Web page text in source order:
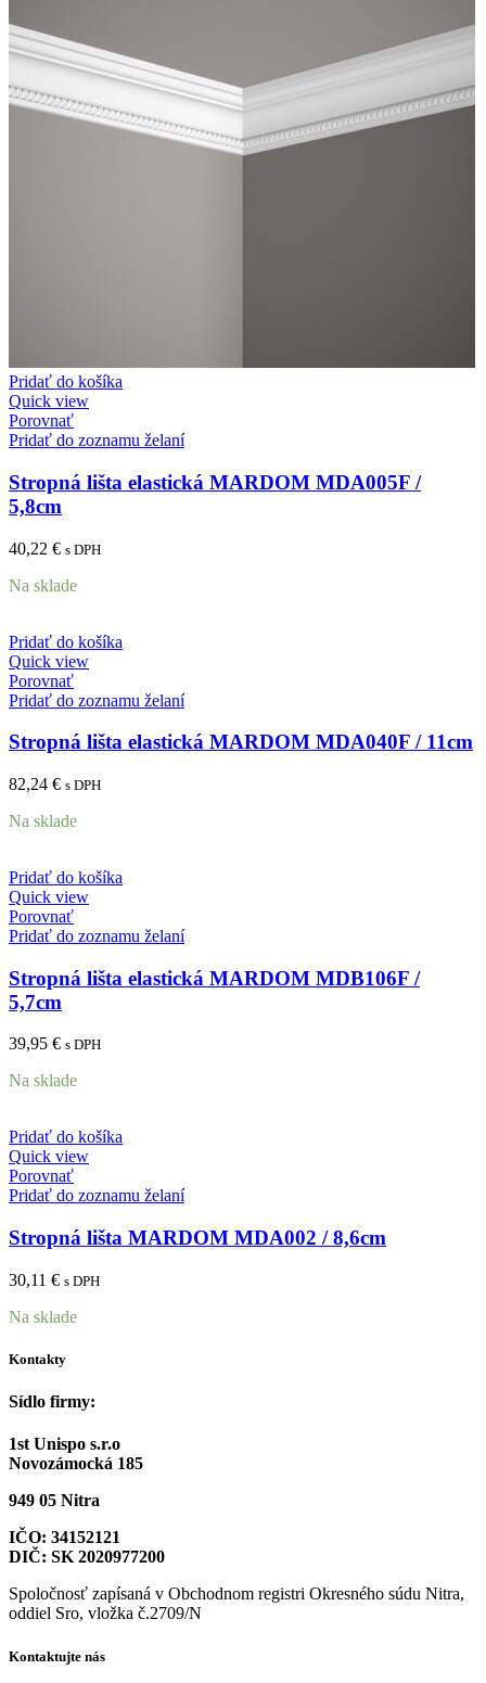
Pridať do košíka
Quick view
Porovnať
Pridať do zoznamu želaní
Stropná lišta elastická MARDOM MDA005F /
5,8cm
40,22 € s DPH
Na sklade
Pridať do košíka
Quick view
Porovnať
Pridať do zoznamu želaní
Stropná lišta elastická MARDOM MDA040F / 11cm
82,24 € s DPH
Na sklade
Pridať do košíka
Quick view
Porovnať
Pridať do zoznamu želaní
Stropná lišta elastická MARDOM MDB106F /
5,7cm
39,95 € s DPH
Na sklade
Pridať do košíka
Quick view
Porovnať
Pridať do zoznamu želaní
Stropná lišta MARDOM MDA002 / 8,6cm
30,11 € s DPH
Na sklade
Kontakty
Sídlo firmy:
1st Unispo s.r.o
Novozámocká 185
949 05 Nitra
IČO: 34152121
DIČ: SK 2020977200
Spoločnosť zapísaná v Obchodnom registri Okresného súdu Nitra,
oddiel Sro, vložka č.2709/N
Kontaktujte nás